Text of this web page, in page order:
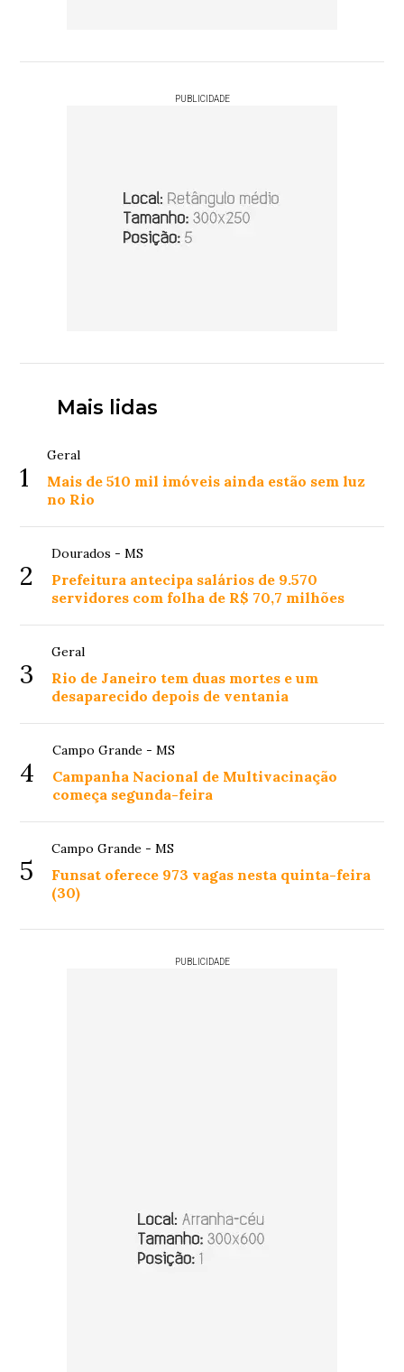
PUBLICIDADE
Mais lidas
1
Geral
Mais de 510 mil imóveis ainda estão sem luz
no Rio
2
Dourados - MS
Prefeitura antecipa salários de 9.570
servidores com folha de R$ 70,7 milhões
3
Geral
Rio de Janeiro tem duas mortes e um
desaparecido depois de ventania
4
Campo Grande - MS
Campanha Nacional de Multivacinação
começa segunda-feira
5
Campo Grande - MS
Funsat oferece 973 vagas nesta quinta-feira
(30)
PUBLICIDADE